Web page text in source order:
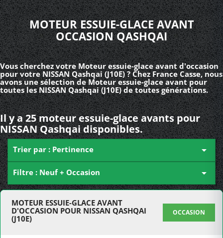
MOTEUR ESSUIE-GLACE AVANT
OCCASION QASHQAI
Vous cherchez votre Moteur essuie-glace avant d'occasion
pour votre NISSAN Qashqai (J10E) ? Chez France Casse, nous
avons une sélection de Moteur essuie-glace avant pour
toutes les NISSAN Qashqai (J10E) de toutes générations.
Il y a 25 moteur essuie-glace avants pour
NISSAN Qashqai disponibles.
Trier par : Pertinence 
Filtre : Neuf + Occasion 
MOTEUR ESSUIE-GLACE AVANT
D'OCCASION POUR NISSAN QASHQAI
(J10E)
OCCASION